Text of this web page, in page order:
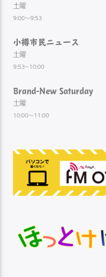
土曜
9:00～9:53
小樽市民ニュース
土曜
9:53~10:00
Brand-New Saturday
土曜
10:00～11:00